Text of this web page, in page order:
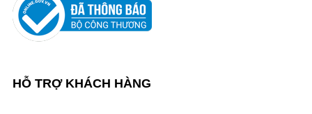
HỖ TRỢ KHÁCH HÀNG